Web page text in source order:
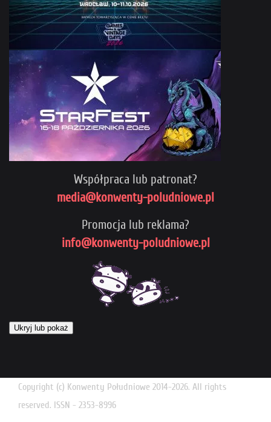
Współpraca lub patronat?
media@konwenty-poludniowe.pl
Promocja lub reklama?
info@konwenty-poludniowe.pl
Ukryj lub pokaż
Copyright (c) Konwenty Południowe 2014-2026. All rights
reserved. ISSN - 2353-8996